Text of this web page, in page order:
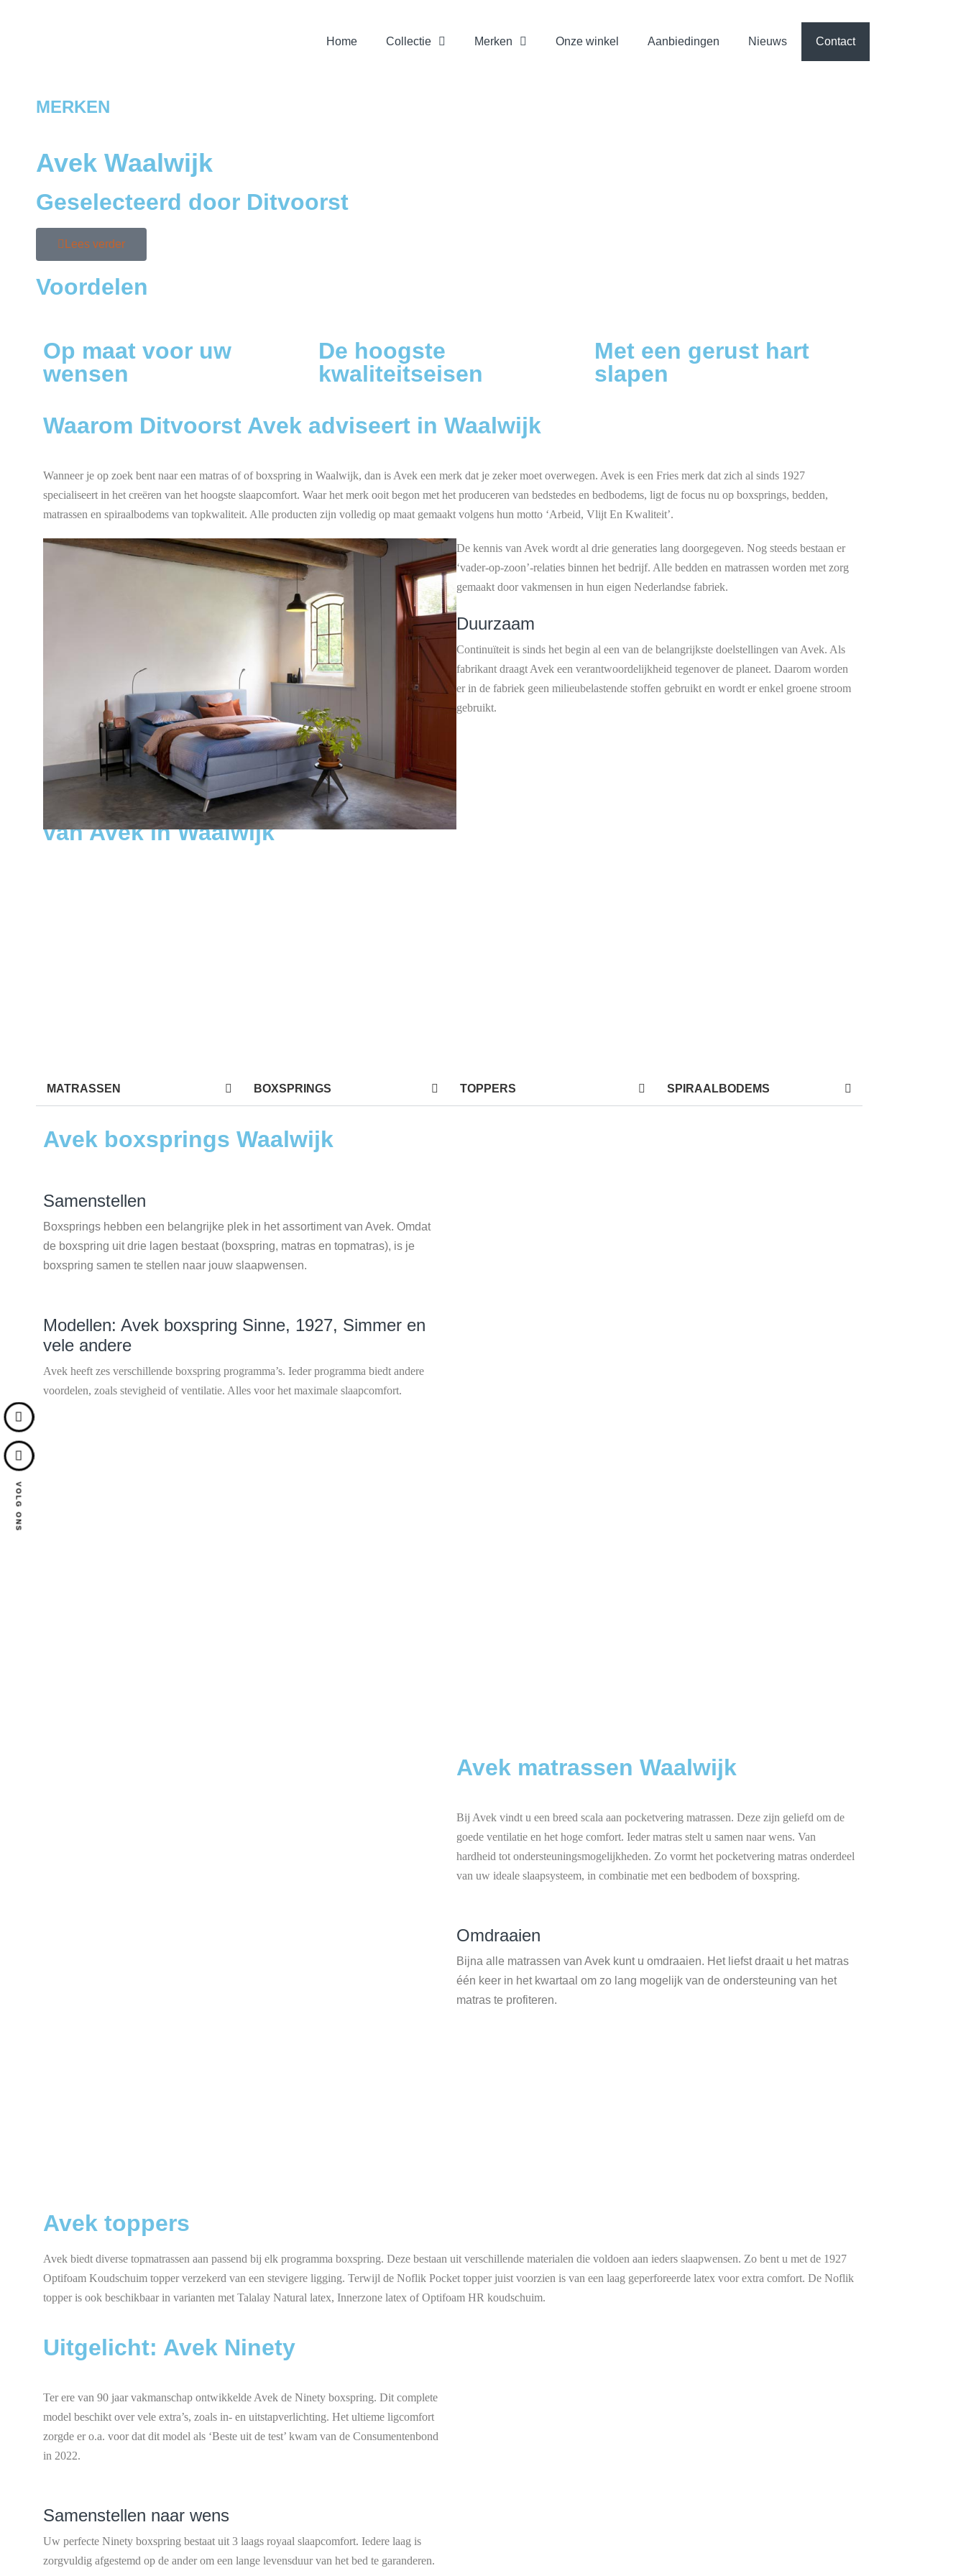
Home Collectie Merken Onze winkel Aanbiedingen Nieuws Contact
VOLG ONS
MERKEN
Avek Waalwijk
Geselecteerd door Ditvoorst
Lees verder
Voordelen
Op maat voor uw
wensen
De hoogste
kwaliteitseisen
Met een gerust hart
slapen
Waarom Ditvoorst Avek adviseert in Waalwijk
Wanneer je op zoek bent naar een matras of of boxspring in Waalwijk, dan is Avek een merk dat je zeker moet overwegen. Avek is een Fries merk dat zich al sinds 1927
specialiseert in het creëren van het hoogste slaapcomfort. Waar het merk ooit begon met het produceren van bedstedes en bedbodems, ligt de focus nu op boxsprings, bedden,
matrassen en spiraalbodems van topkwaliteit. Alle producten zijn volledig op maat gemaakt volgens hun motto ‘Arbeid, Vlijt En Kwaliteit’.
De kennis van Avek wordt al drie generaties lang doorgegeven. Nog steeds bestaan er
‘vader-op-zoon’-relaties binnen het bedrijf. Alle bedden en matrassen worden met zorg
gemaakt door vakmensen in hun eigen Nederlandse fabriek.
Duurzaam
Continuïteit is sinds het begin al een van de belangrijkste doelstellingen van Avek. Als
fabrikant draagt Avek een verantwoordelijkheid tegenover de planeet. Daarom worden
er in de fabriek geen milieubelastende stoffen gebruikt en wordt er enkel groene stroom
gebruikt.
COLLECTIE
Een kleine greep uit de producten
van Avek in Waalwijk
MATRASSEN BOXSPRINGS TOPPERS SPIRAALBODEMS
Avek boxsprings Waalwijk
Samenstellen
Boxsprings hebben een belangrijke plek in het assortiment van Avek. Omdat
de boxspring uit drie lagen bestaat (boxspring, matras en topmatras), is je
boxspring samen te stellen naar jouw slaapwensen.
Modellen: Avek boxspring Sinne, 1927, Simmer en
vele andere
Avek heeft zes verschillende boxspring programma’s. Ieder programma biedt andere
voordelen, zoals stevigheid of ventilatie. Alles voor het maximale slaapcomfort.
Avek matrassen Waalwijk
Bij Avek vindt u een breed scala aan pocketvering matrassen. Deze zijn geliefd om de
goede ventilatie en het hoge comfort. Ieder matras stelt u samen naar wens. Van
hardheid tot ondersteuningsmogelijkheden. Zo vormt het pocketvering matras onderdeel
van uw ideale slaapsysteem, in combinatie met een bedbodem of boxspring.
Omdraaien
Bijna alle matrassen van Avek kunt u omdraaien. Het liefst draait u het matras
één keer in het kwartaal om zo lang mogelijk van de ondersteuning van het
matras te profiteren.
Avek toppers
Avek biedt diverse topmatrassen aan passend bij elk programma boxspring. Deze bestaan uit verschillende materialen die voldoen aan ieders slaapwensen. Zo bent u met de 1927
Optifoam Koudschuim topper verzekerd van een stevigere ligging. Terwijl de Noflik Pocket topper juist voorzien is van een laag geperforeerde latex voor extra comfort. De Noflik
topper is ook beschikbaar in varianten met Talalay Natural latex, Innerzone latex of Optifoam HR koudschuim.
Uitgelicht: Avek Ninety
Ter ere van 90 jaar vakmanschap ontwikkelde Avek de Ninety boxspring. Dit complete
model beschikt over vele extra’s, zoals in- en uitstapverlichting. Het ultieme ligcomfort
zorgde er o.a. voor dat dit model als ‘Beste uit de test’ kwam van de Consumentenbond
in 2022.
Samenstellen naar wens
Uw perfecte Ninety boxspring bestaat uit 3 laags royaal slaapcomfort. Iedere laag is
zorgvuldig afgestemd op de ander om een lange levensduur van het bed te garanderen.